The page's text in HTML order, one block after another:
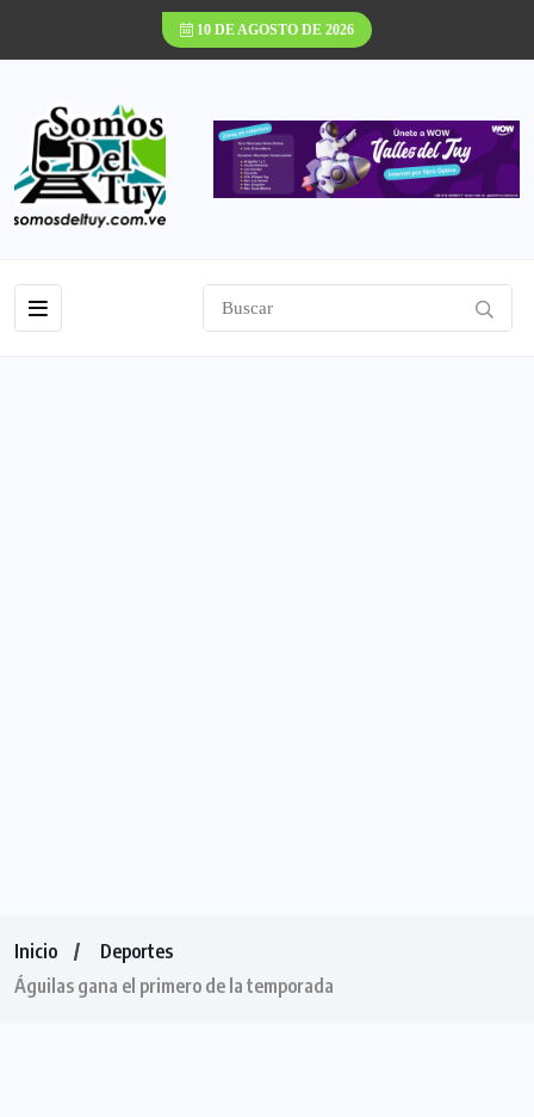
10 DE AGOSTO DE 2026
Inicio
Deportes
Águilas gana el primero de la temporada